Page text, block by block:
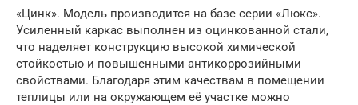
«Цинк». Модель производится на базе серии «Люкс».
Усиленный каркас выполнен из оцинкованной стали,
что наделяет конструкцию высокой химической
стойкостью и повышенными антикоррозийными
свойствами. Благодаря этим качествам в помещении
теплицы или на окружающем её участке можно